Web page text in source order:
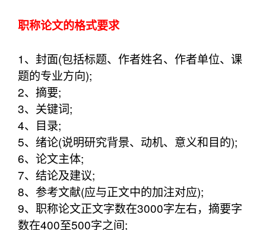
职称论文的格式要求
1、封面(包括标题、作者姓名、作者单位、课
题的专业方向);
2、摘要;
3、关键词;
4、目录;
5、绪论(说明研究背景、动机、意义和目的);
6、论文主体;
7、结论及建议;
8、参考文献(应与正文中的加注对应);
9、职称论文正文字数在3000字左右，摘要字
数在400至500字之间;